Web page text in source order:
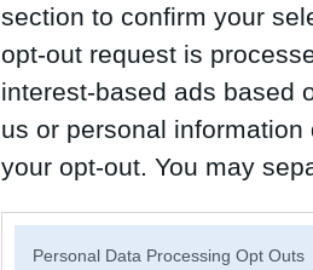
section to confirm your
opt-out request is
interest-based ads based
us or personal
your opt-out. You may
Personal Data Processing Opt Outs